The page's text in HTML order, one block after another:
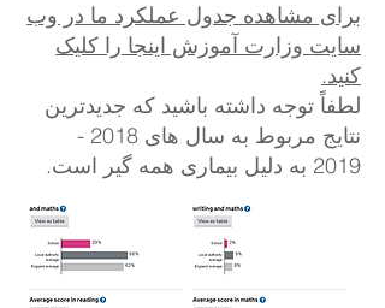
برای مشاهده جدول عملکرد ما در وب
سایت وزارت آموزش اینجا را کلیک
کنید.
لطفاً توجه داشته باشید که جدیدترین
نتایج مربوط به سال های
2018 -
2019 به دلیل بیماری همه گیر است.